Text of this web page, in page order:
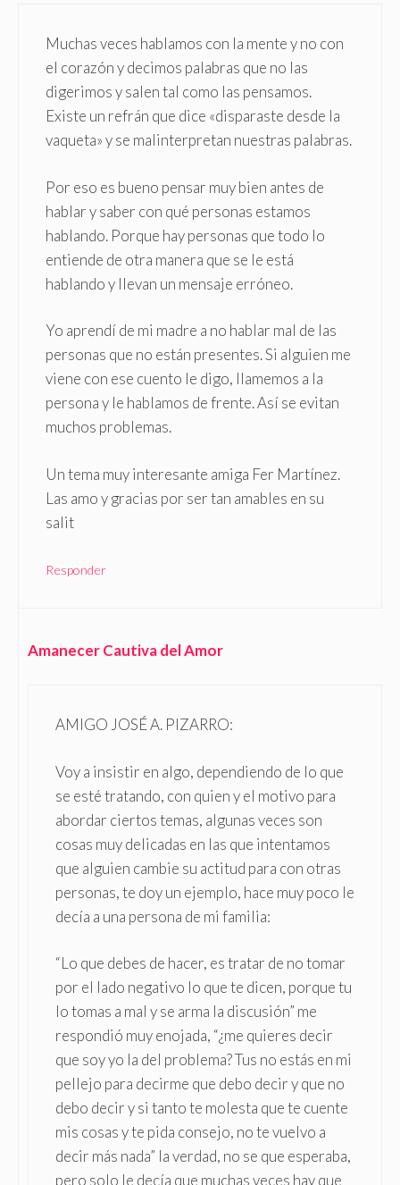
Muchas veces hablamos con la mente y no con
el corazón y decimos palabras que no las
digerimos y salen tal como las pensamos.
Existe un refrán que dice «disparaste desde la
vaqueta» y se malinterpretan nuestras palabras.
Por eso es bueno pensar muy bien antes de
hablar y saber con qué personas estamos
hablando. Porque hay personas que todo lo
entiende de otra manera que se le está
hablando y llevan un mensaje erróneo.
Yo aprendí de mi madre a no hablar mal de las
personas que no están presentes. Si alguien me
viene con ese cuento le digo, llamemos a la
persona y le hablamos de frente. Así se evitan
muchos problemas.
Un tema muy interesante amiga Fer Martínez.
Las amo y gracias por ser tan amables en su
salit
Responder
Amanecer Cautiva del Amor
AMIGO JOSÉ A. PIZARRO:
Voy a insistir en algo, dependiendo de lo que
se esté tratando, con quien y el motivo para
abordar ciertos temas, algunas veces son
cosas muy delicadas en las que intentamos
que alguien cambie su actitud para con otras
personas, te doy un ejemplo, hace muy poco le
decía a una persona de mi familia:
“Lo que debes de hacer, es tratar de no tomar
por el lado negativo lo que te dicen, porque tu
lo tomas a mal y se arma la discusión” me
respondió muy enojada, “¿me quieres decir
que soy yo la del problema? Tus no estás en mi
pellejo para decirme que debo decir y que no
debo decir y si tanto te molesta que te cuente
mis cosas y te pida consejo, no te vuelvo a
decir más nada” la verdad, no se que esperaba,
pero solo le decía que muchas veces hay que